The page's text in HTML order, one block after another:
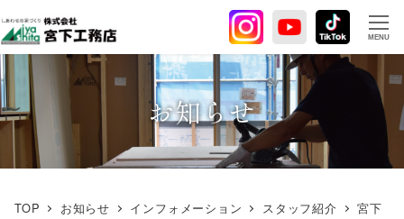
イ
ン
コ
ン
テ
ン
ツ
MENU
お知らせ
TOP お知らせ インフォメーション スタッフ紹介
宮下